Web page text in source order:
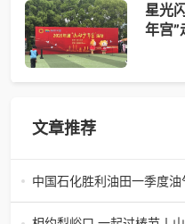
星光
年宫”
文章推荐
中国石化胜利油田一季度
中国石化胜利油田一季度
南电（记者 瑞夫 胜宣）